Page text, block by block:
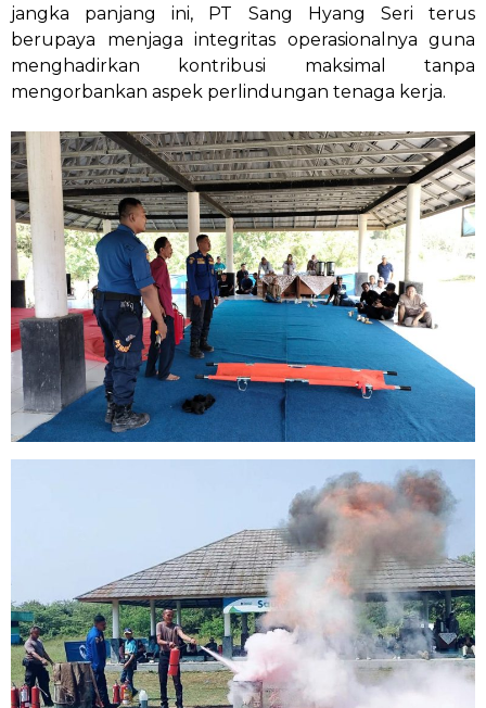
jangka panjang ini, PT Sang Hyang Seri terus
berupaya menjaga integritas operasionalnya guna
menghadirkan kontribusi maksimal tanpa
mengorbankan aspek perlindungan tenaga kerja.